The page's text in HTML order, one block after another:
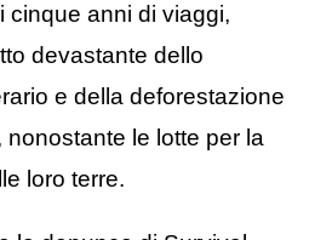
cinque anni di viaggi,
devastante dello
e della deforestazione
le lotte per la
loro terre.